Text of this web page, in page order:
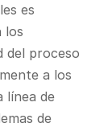
es
los
del proceso
a los
línea de
de